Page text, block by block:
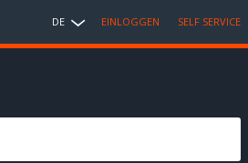
DE EINLOGGEN SELF SERVICE